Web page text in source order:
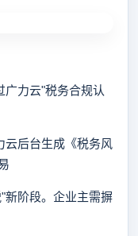
力云"税务合规认
后台生成《税务风
阶段。企业主需摒